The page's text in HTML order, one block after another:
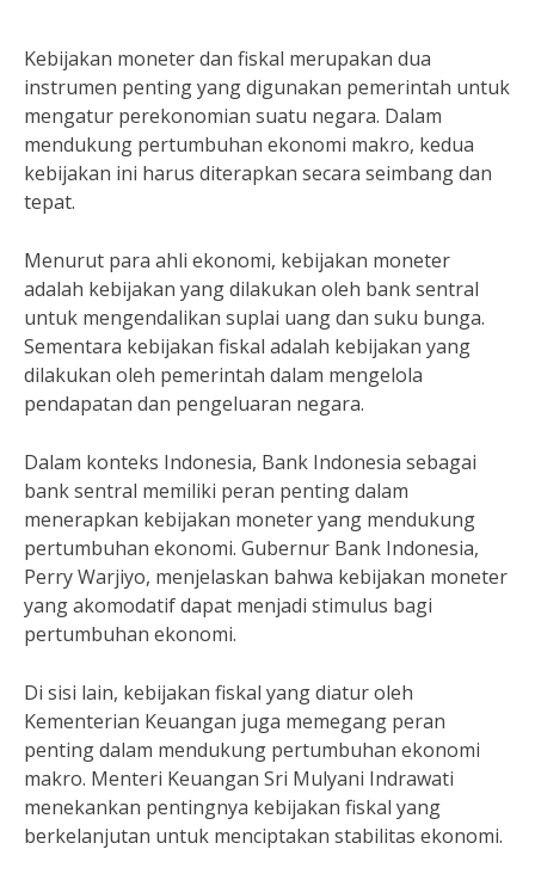
Kebijakan moneter dan fiskal merupakan dua
instrumen penting yang digunakan pemerintah untuk
mengatur perekonomian suatu negara. Dalam
mendukung pertumbuhan ekonomi makro, kedua
kebijakan ini harus diterapkan secara seimbang dan
tepat.
Menurut para ahli ekonomi, kebijakan moneter
adalah kebijakan yang dilakukan oleh bank sentral
untuk mengendalikan suplai uang dan suku bunga.
Sementara kebijakan fiskal adalah kebijakan yang
dilakukan oleh pemerintah dalam mengelola
pendapatan dan pengeluaran negara.
Dalam konteks Indonesia, Bank Indonesia sebagai
bank sentral memiliki peran penting dalam
menerapkan kebijakan moneter yang mendukung
pertumbuhan ekonomi. Gubernur Bank Indonesia,
Perry Warjiyo, menjelaskan bahwa kebijakan moneter
yang akomodatif dapat menjadi stimulus bagi
pertumbuhan ekonomi.
Di sisi lain, kebijakan fiskal yang diatur oleh
Kementerian Keuangan juga memegang peran
penting dalam mendukung pertumbuhan ekonomi
makro. Menteri Keuangan Sri Mulyani Indrawati
menekankan pentingnya kebijakan fiskal yang
berkelanjutan untuk menciptakan stabilitas ekonomi.